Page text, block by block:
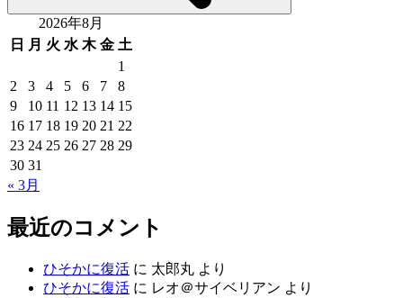
2026年8月
日
月 火 水 木 金 土
1
2
3 4 5 6 7
8
9
10 11 12 13 14 15
16 17 18 19 20 21 22
23 24 25 26 27 28 29
30 31
« 3月
最近のコメント
ひそかに復活 に 太郎丸 より
ひそかに復活 に レオ＠サイベリアン より